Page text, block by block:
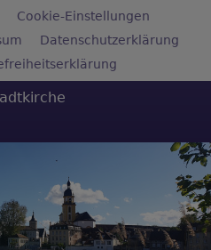
Cookie-Einstellungen
Datenschutzerklärung